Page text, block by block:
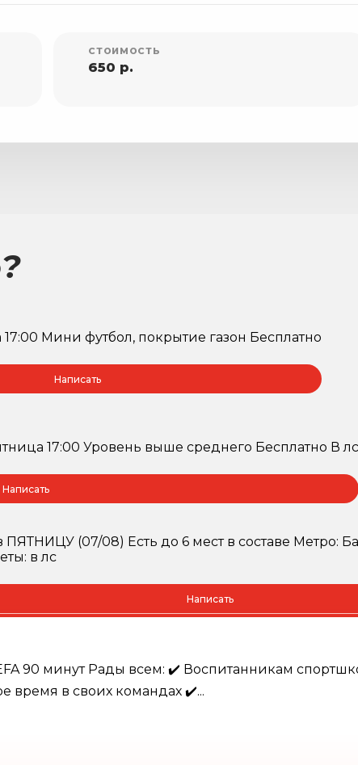
СТОИМОСТЬ
650 р.
17:00 Мини футбол, покрытие газон Бесплатно
Написать
17:00 Уровень выше среднего Бесплатно В лс
Написать
(07/08) Есть до 6 мест в составе Метро:
в лс
Написать
90 минут Рады всем: ✔️ Воспитанникам
время в своих командах ✔️...